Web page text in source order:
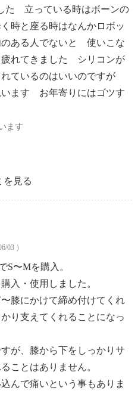
た 立っている時はボーンの
時と座る時はなんかロボッ
ある人でないと 使いこな
れてきました シリコンが
ているのはいいのですが
います お年寄りにはゴツす
ます
を見る
03 ）
S〜Mを購入。
入・使用しました。
膝にかけて締め付けてくれ
り支えてくれることになっ
が、膝から下をしっかりサ
ことはありません。
んで痛いという事もありま